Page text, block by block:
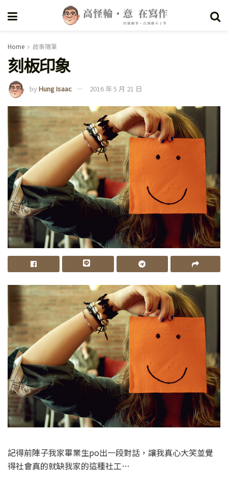
Home 故事隨筆
刻板印象
byHung Isaac 2016 年 5 月 21 日
記得前陣子我家畢業生po出一段對話，讓我真心大笑並覺
得社會真的就缺我家的這種社工…